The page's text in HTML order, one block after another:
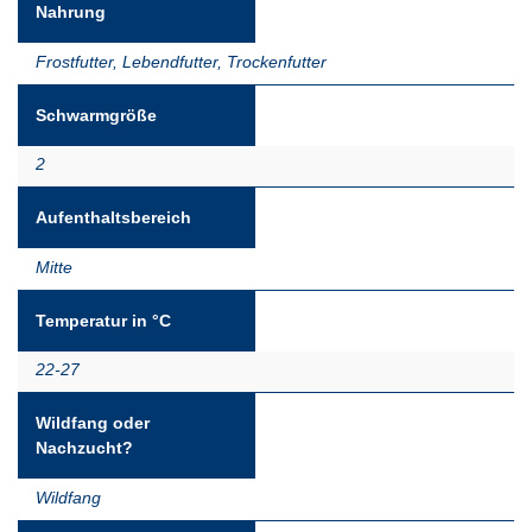
Nahrung
Frostfutter, Lebendfutter, Trockenfutter
Schwarmgröße
2
Aufenthaltsbereich
Mitte
Temperatur in °C
22-27
Wildfang oder
Nachzucht?
Wildfang